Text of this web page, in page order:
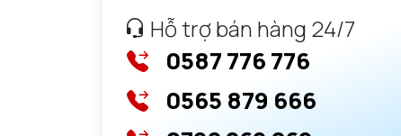
Hỗ trợ bán hàng 24/7
0587 776 776
0565 879 666